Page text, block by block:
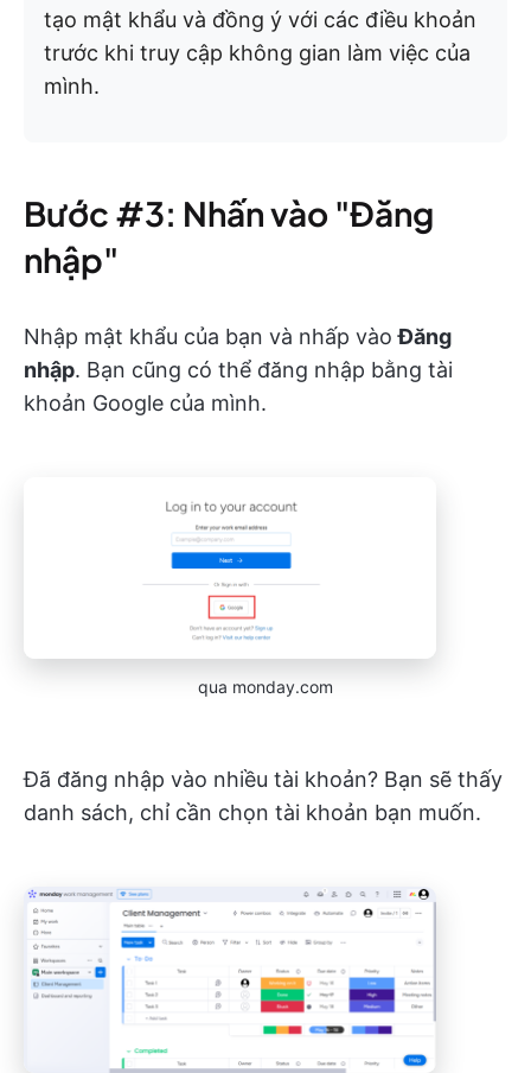
tạo mật khẩu và đồng ý với các điều khoản
trước khi truy cập không gian làm việc của
mình.
Bước #3: Nhấn vào "Đăng
nhập"
Nhập mật khẩu của bạn và nhấp vàoĐăng
nhập. Bạn cũng có thể đăng nhập bằng tài
khoản Google của mình.
qua monday.com
Đã đăng nhập vào nhiều tài khoản? Bạn sẽ thấy
danh sách, chỉ cần chọn tài khoản bạn muốn.